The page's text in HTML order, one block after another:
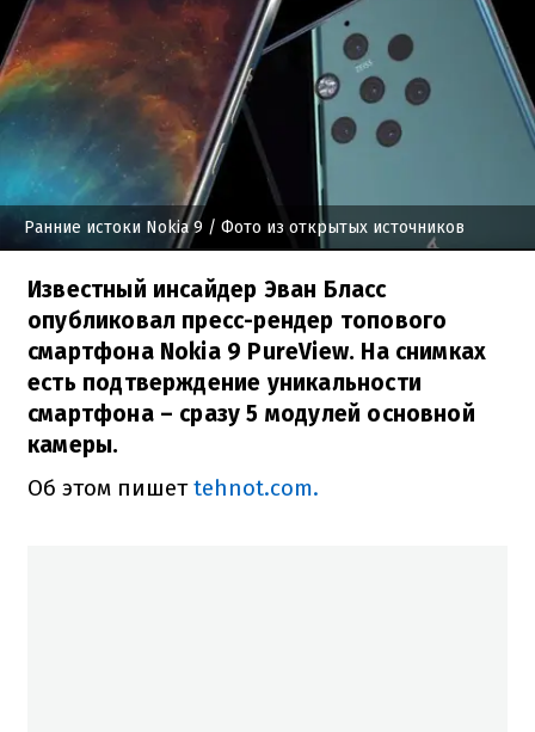
Ранние истоки Nokia 9 / Фото из открытых источников
Известный инсайдер Эван Бласс
опубликовал пресс-рендер топового
смартфона Nokia 9 PureView. На снимках
есть подтверждение уникальности
смартфона – сразу 5 модулей основной
камеры.
Об этом пишетtehnot.com.